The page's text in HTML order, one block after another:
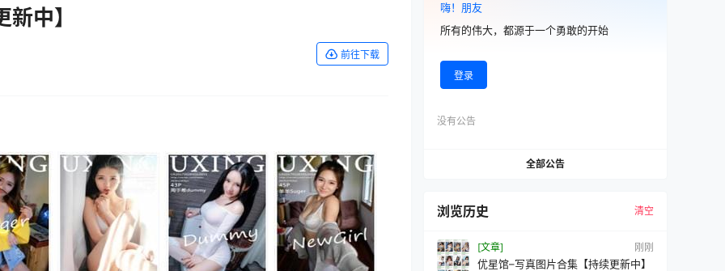
中】
前往下载
嗨！朋友
所有的伟大，都源于一个勇敢的开始
登录
没有公告
全部公告
浏览历史 清空
[文章] 刚刚
优星馆–写真图片合集【持续更新中】